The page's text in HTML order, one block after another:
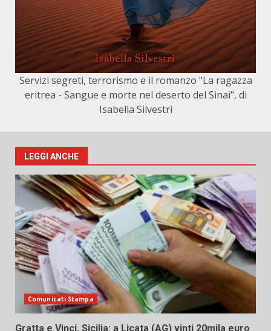
Servizi segreti, terrorismo e il romanzo "La ragazza
eritrea - Sangue e morte nel deserto del Sinai", di
Isabella Silvestri
LEGGI ANCHE
Comunicati Stampa
Gratta e Vinci, Sicilia: a Licata (AG) vinti 20mila euro